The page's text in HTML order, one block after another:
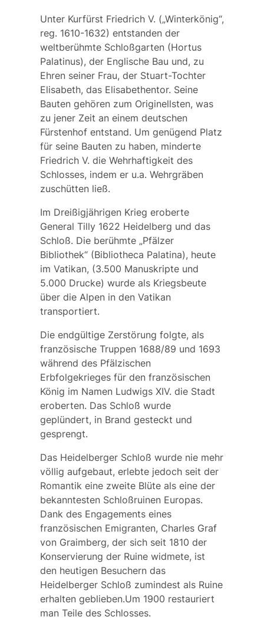
Unter Kurfürst Friedrich V. („Winterkönig“,
reg. 1610-1632) entstanden der
weltberühmte Schloßgarten (Hortus
Palatinus), der Englische Bau und, zu
Ehren seiner Frau, der Stuart-Tochter
Elisabeth, das Elisabethentor. Seine
Bauten gehören zum Originellsten, was
zu jener Zeit an einem deutschen
Fürstenhof entstand. Um genügend Platz
für seine Bauten zu haben, minderte
Friedrich V. die Wehrhaftigkeit des
Schlosses, indem er u.a. Wehrgräben
zuschütten ließ.
Im Dreißigjährigen Krieg eroberte
General Tilly1622 Heidelberg und das
Schloß. Die berühmte „Pfälzer
Bibliothek“ (Bibliotheca Palatina), heute
im Vatikan, (3.500 Manuskripte und
5.000 Drucke) wurde als Kriegsbeute
über die Alpen in den Vatikan
transportiert.
Die endgültige Zerstörung folgte, als
französische Truppen 1688/89 und 1693
während des Pfälzischen
Erbfolgekrieges für den französischen
König im Namen Ludwigs XIV. die Stadt
eroberten. Das Schloß wurde
geplündert, in Brand gesteckt und
gesprengt.
Das Heidelberger Schloß wurde nie mehr
völlig aufgebaut, erlebte jedoch seit der
Romantik eine zweite Blüte als eine der
bekanntesten Schloßruinen Europas.
Dank des Engagements eines
französischen Emigranten, Charles Graf
von Graimberg, der sich seit 1810 der
Konservierung der Ruine widmete, ist
den heutigen Besuchern das
Heidelberger Schloß zumindest als Ruine
erhalten geblieben.Um 1900 restauriert
man Teile des Schlosses.